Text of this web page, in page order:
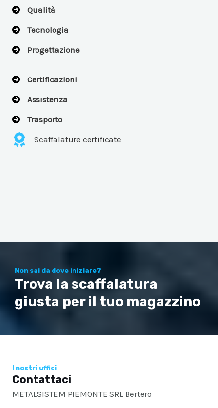
Qualità
Tecnologia
Progettazione
Certificazioni
Assistenza
Trasporto
Scaffalature certificate
Non sai da dove iniziare?
Trova la scaffalatura
giusta per il tuo magazzino
I nostri uffici
Contattaci
METALSISTEM PIEMONTE SRL Bertero